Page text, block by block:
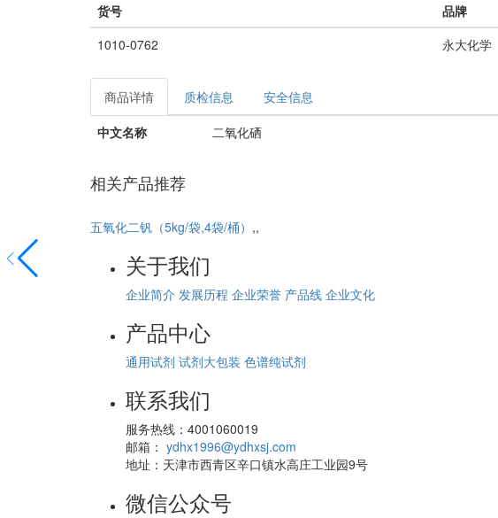
货号
品牌
1010-0762
永大化学
商品详情 质检信息
安全信息
中文名称
二氧化硒
相关产品推荐
五氧化二钒（5kg/袋,4袋/桶） ,,
关于我们
企业简介 发展历程 企业荣誉 产品线 企业文化
产品中心
通用试剂 试剂大包装 色谱纯试剂
联系我们
服务热线：4001060019
邮箱： ydhx1996@ydhxsj.com
地址：天津市西青区辛口镇水高庄工业园9号
微信公众号